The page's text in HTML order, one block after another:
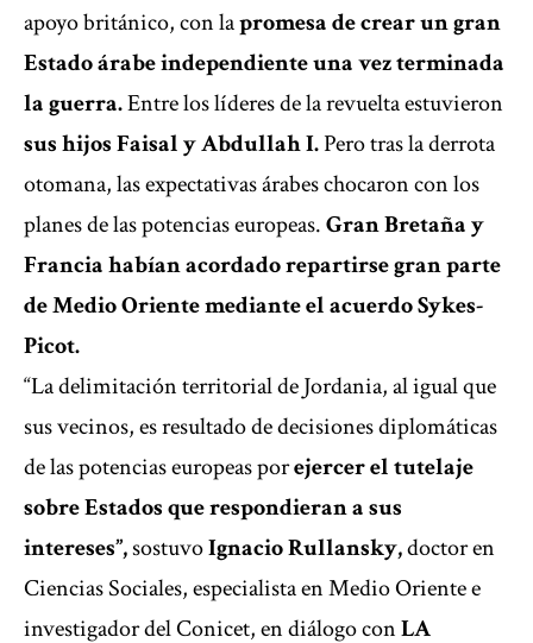
apoyo británico, con lapromesa de crear un gran
Estado árabe independiente una vez terminada
la guerra.Entre los líderes de la revuelta estuvieron
sus hijos Faisal y Abdullah I.Pero tras la derrota
otomana, las expectativas árabes chocaron con los
planes de las potencias europeas.Gran Bretaña y
Francia habían acordado repartirse gran parte
de Medio Oriente mediante el acuerdo Sykes-
Picot.
“La delimitación territorial de Jordania, al igual que
sus vecinos, es resultado de decisiones diplomáticas
de las potencias europeas porejercer el tutelaje
sobre Estados que respondieran a sus
intereses”,sostuvoIgnacio Rullansky,doctor en
Ciencias Sociales, especialista en Medio Oriente e
investigador del Conicet, en diálogo conLA